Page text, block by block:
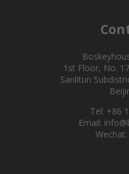
1st Floor, No.
Sanlitun
Tel: +86
Email: